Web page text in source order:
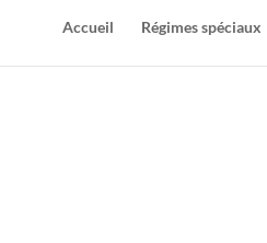
Accueil Régimes spéciaux